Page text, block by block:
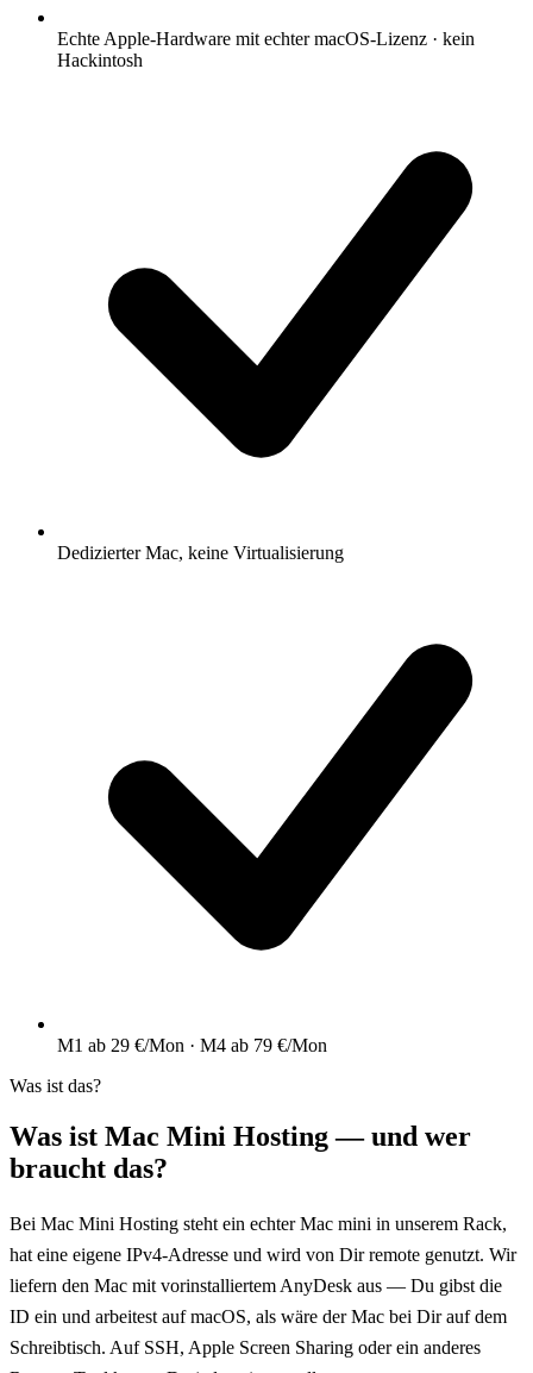
Echte Apple-Hardware mit echter macOS-Lizenz · kein
Hackintosh
Dedizierter Mac, keine Virtualisierung
M1 ab 29 €/Mon · M4 ab 79 €/Mon
Was ist das?
Was ist Mac Mini Hosting — und wer
braucht das?
Bei Mac Mini Hosting steht ein echter Mac mini in unserem Rack,
hat eine eigene IPv4-Adresse und wird von Dir remote genutzt. Wir
liefern den Mac mit vorinstalliertem AnyDesk aus — Du gibst die
ID ein und arbeitest auf macOS, als wäre der Mac bei Dir auf dem
Schreibtisch. Auf SSH, Apple Screen Sharing oder ein anderes